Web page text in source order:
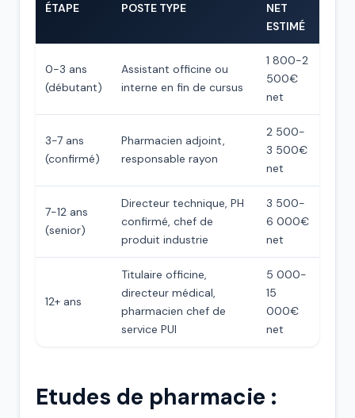
ÉTAPE POSTE TYPE
NET
ESTIMÉ
0-3 ans
(débutant)
Assistant officine ou
interne en fin de cursus
1 800-2
500€
net
3-7 ans
(confirmé)
Pharmacien adjoint,
responsable rayon
2 500-
3 500€
net
7-12 ans
(senior)
Directeur technique, PH
confirmé, chef de
produit industrie
3 500-
6 000€
net
12+ ans
Titulaire officine,
directeur médical,
pharmacien chef de
service PUI
5 000-
15
000€
net
Etudes de pharmacie :